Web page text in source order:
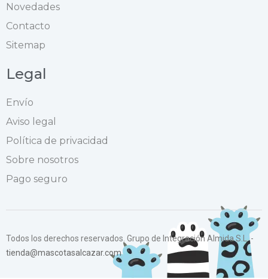
Novedades
Contacto
Sitemap
Legal
Envío
Aviso legal
Política de privacidad
Sobre nosotros
Pago seguro
Todos los derechos reservados. Grupo de Integración Almida S.L. -
tienda@mascotasalcazar.com